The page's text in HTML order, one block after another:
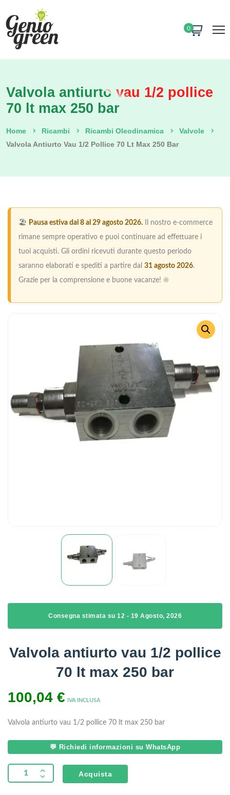
0
Valvola antiurto vau 1/2 pollice
70 lt max 250 bar
Home Ricambi Ricambi Oleodinamica
Valvole
Valvola Antiurto Vau 1/2 Pollice 70 Lt Max 250 Bar
🏖️ Pausa estiva dal 8 al 29 agosto 2026. Il nostro e-commerce
rimane sempre operativo e puoi continuare ad effettuare i
tuoi acquisti. Gli ordini ricevuti durante questo periodo
saranno elaborati e spediti a partire dal 31 agosto 2026.
Grazie per la comprensione e buone vacanze! ☀️
Consegna stimata su 12 - 19 Agosto, 2026
Valvola antiurto vau 1/2 pollice
70 lt max 250 bar
100,04 € IVA INCLUSA
Valvola antiurto vau 1/2 pollice 70 lt max 250 bar
💬 Richiedi informazioni su WhatsApp
Acquista